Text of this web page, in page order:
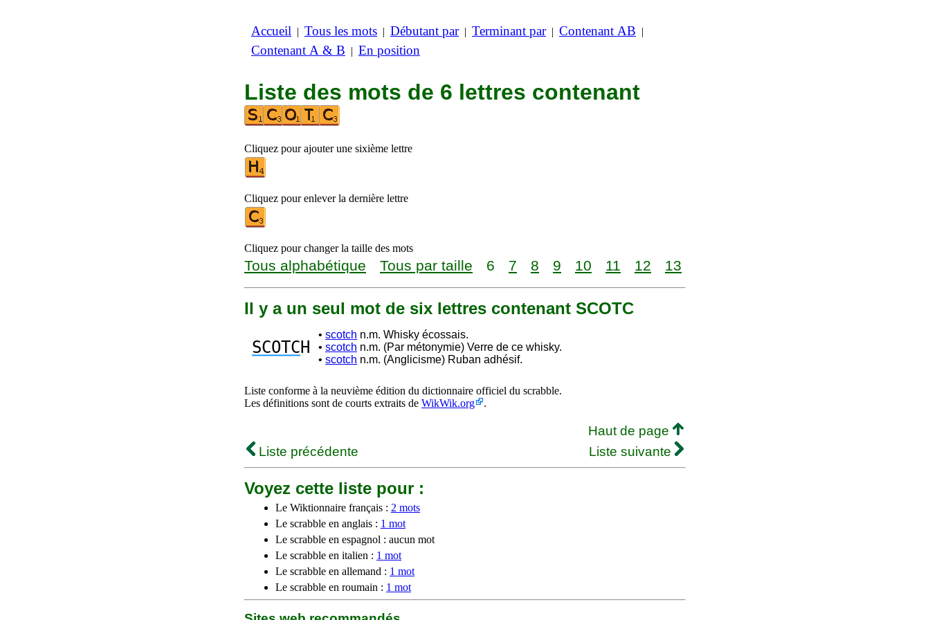
Accueil | Tous les mots | Débutant par| Terminant par| Contenant AB |
Contenant A & B | En position
Liste des mots de 6 lettres contenant
Cliquez pour ajouter une sixième lettre
Cliquez pour enlever la dernière lettre
Cliquez pour changer la taille des mots
Tous alphabétique Tous par taille 6 7 8 9 10 11 12 13
Il y a un seul mot de six lettres contenant SCOTC
SCOTCH
• scotch n.m. Whisky écossais.
• scotch n.m. (Par métonymie) Verre de ce whisky.
• scotch n.m. (Anglicisme) Ruban adhésif.
Liste conforme à la neuvième édition du dictionnaire officiel du scrabble.
Les définitions sont de courts extraits de WikWik.org .
Haut de page
Liste précédente
Liste suivante
Voyez cette liste pour :
Le Wiktionnaire français : 2 mots
Le scrabble en anglais : 1 mot
Le scrabble en espagnol : aucun mot
Le scrabble en italien : 1 mot
Le scrabble en allemand : 1 mot
Le scrabble en roumain : 1 mot